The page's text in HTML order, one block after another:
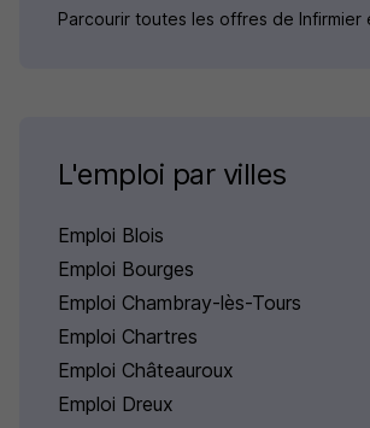
Parcourir toutes les offres de Infirmier
L'emploi par villes
Emploi Blois
Emploi Bourges
Emploi Chambray-lès-Tours
Emploi Chartres
Emploi Châteauroux
Emploi Dreux